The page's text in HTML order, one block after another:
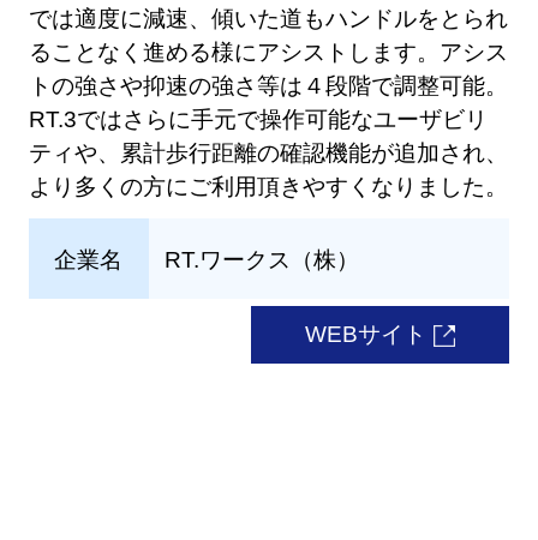
では適度に減速、傾いた道もハンドルをとられ
ることなく進める様にアシストします。アシス
トの強さや抑速の強さ等は４段階で調整可能。
RT.3ではさらに手元で操作可能なユーザビリ
ティや、累計歩行距離の確認機能が追加され、
より多くの方にご利用頂きやすくなりました。
企業名 RT.ワークス（株）
WEBサイト